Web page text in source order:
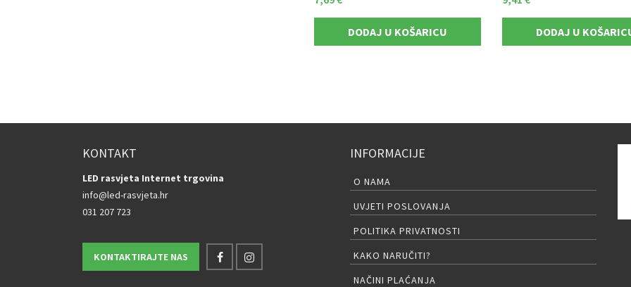
DODAJ U KOŠARICU DODAJ U
KONTAKT
LED rasvjeta Internet trgovina
info@led-rasvjeta.hr
031 207 723
KONTAKTIRAJTE NAS
INFORMACIJE
O NAMA
UVJETI POSLOVANJA
POLITIKA PRIVATNOSTI
KAKO NARUČITI?
NAČINI PLAĆANJA